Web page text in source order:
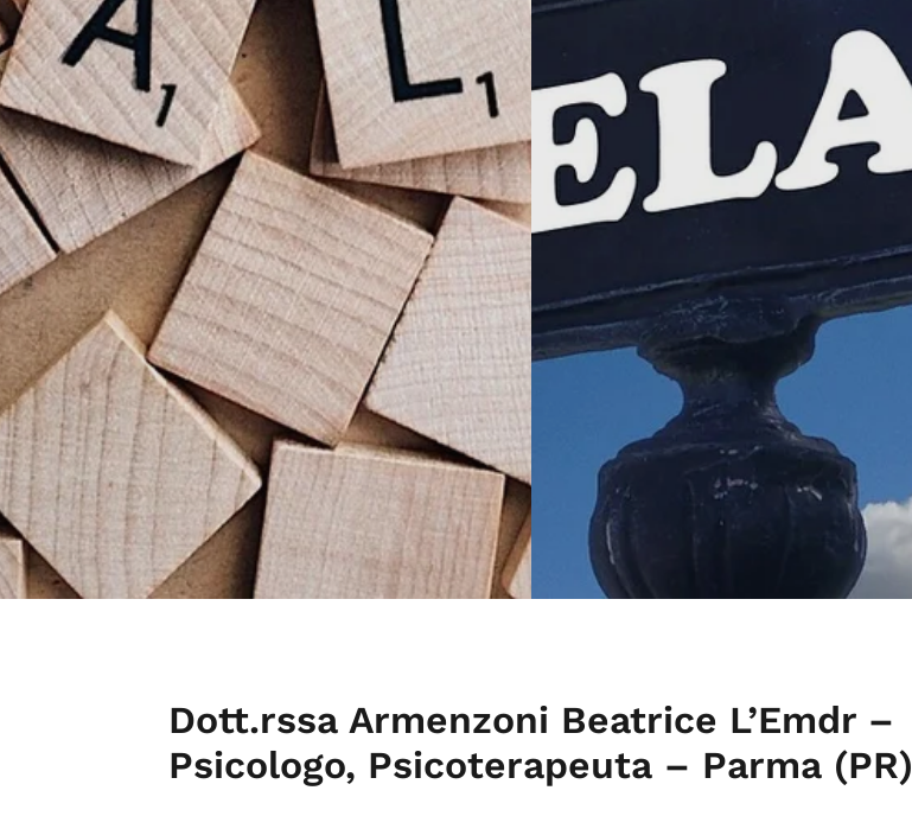
Dott.rssa Armenzoni Beatrice L’Emdr –
Psicologo, Psicoterapeuta – Parma (PR)